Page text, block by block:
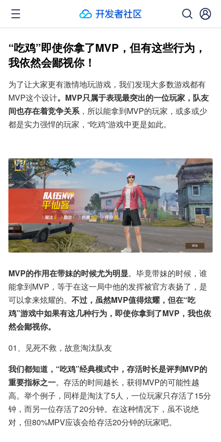
“吃鸡”即使你拿了MVP，但有这些行为，
我依然会鄙视你！
为了让大家更有激情地玩游戏，我们发现大多数游戏都有
MVP这个设计。MVP只属于表现最突出的一位玩家，队友
间也存在着竞争关系，所以能拿到MVP的玩家，或多或少
都是实力强悍的玩家，“吃鸡”游戏中更是如此。
MVP的作用在带妹的时候尤为明显。毕竟带妹的时候，谁
能拿到MVP，等于在这一局中他的发挥被官方表扬了，是
可以拿来炫耀的。 不过，虽然MVP值得炫耀，但在“吃
鸡”游戏中如果有这几种行为，即使你拿到了MVP，我也依
然会鄙视你。
01、见死不救，故意淘汰队友
我们都知道，“吃鸡”经典模式中，存活时长是评判MVP的
重要指标之一。存活的时间越长，获得MVP的可能性越
高。举个例子，同样是淘汰了5人，一位玩家只存活了15分
钟，而另一位存活了20分钟。在这种情况下，虽不说绝
对，但80%MPV应该会给存活20分钟的玩家吧。